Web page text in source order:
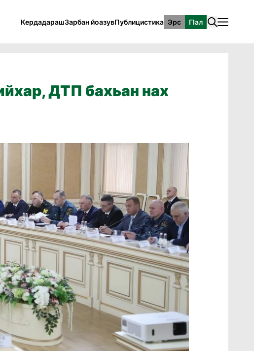
КердадарашЗарбан йоазувПублицистика Эрс ГӀал
ДТП бахьан нах